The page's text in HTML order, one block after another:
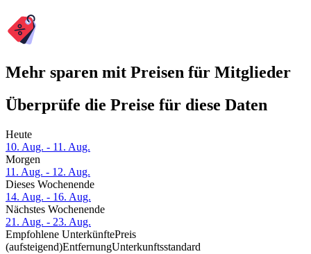
Mehr sparen mit Preisen für Mitglieder
Überprüfe die Preise für diese Daten
Heute
10. Aug. - 11. Aug.
Morgen
11. Aug. - 12. Aug.
Dieses Wochenende
14. Aug. - 16. Aug.
Nächstes Wochenende
21. Aug. - 23. Aug.
Empfohlene UnterkünftePreis
(aufsteigend)EntfernungUnterkunftsstandard